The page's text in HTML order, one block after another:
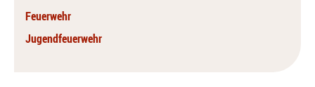
Feuerwehr
Jugendfeuerwehr